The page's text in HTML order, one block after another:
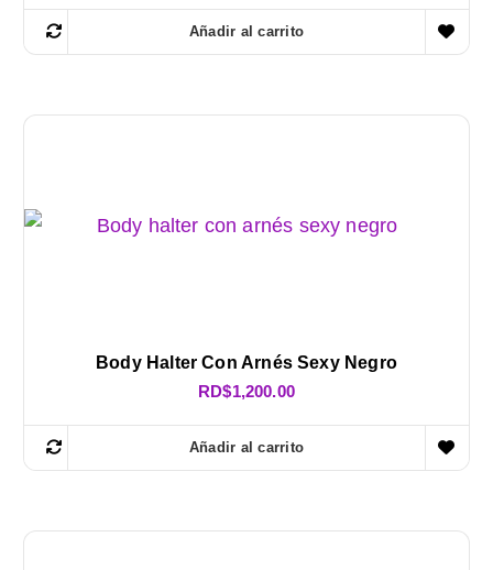
Añadir al carrito
Body Halter Con Arnés Sexy Negro
RD$1,200.00
Añadir al carrito